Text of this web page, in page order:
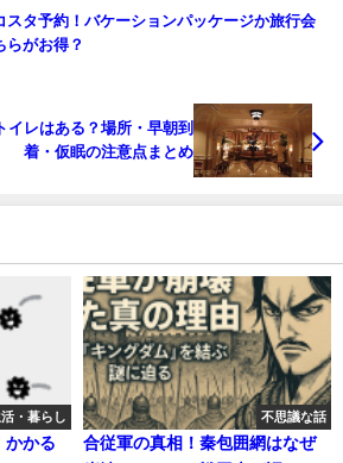
スタ予約！バケーションパッケージか旅行会
らがお得？
イレはある？場所・早朝到
着・仮眠の注意点まとめ
・暮らし
かかる
不思議な話
合従軍の真相！秦包囲網はなぜ